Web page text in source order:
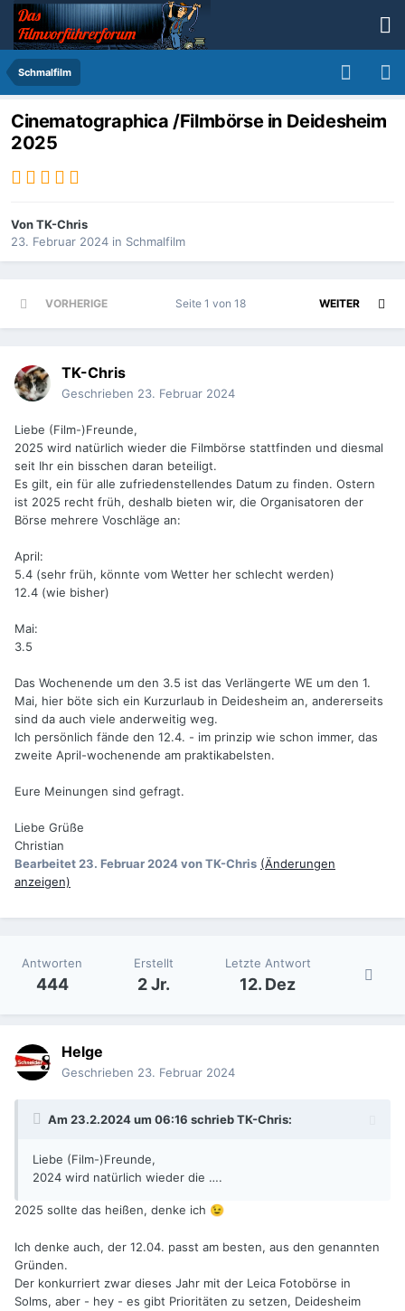
Schmalfilm
Cinematographica /Filmbörse in Deidesheim
2025
VonTK-Chris
23. Februar 2024 in Schmalfilm
VORHERIGE WEITER
Seite 1 von 18
TK-Chris
Geschrieben 23. Februar 2024
Liebe (Film-)Freunde,
2025 wird natürlich wieder die Filmbörse stattfinden und diesmal
seit Ihr ein bisschen daran beteiligt.
Es gilt, ein für alle zufriedenstellendes Datum zu finden. Ostern
ist 2025 recht früh, deshalb bieten wir, die Organisatoren der
Börse mehrere Voschläge an:
April:
5.4 (sehr früh, könnte vom Wetter her schlecht werden)
12.4 (wie bisher)
Mai:
3.5
Das Wochenende um den 3.5 ist das Verlängerte WE um den 1.
Mai, hier böte sich ein Kurzurlaub in Deidesheim an, andererseits
sind da auch viele anderweitig weg.
Ich persönlich fände den 12.4. - im prinzip wie schon immer, das
zweite April-wochenende am praktikabelsten.
Eure Meinungen sind gefragt.
Liebe Grüße
Christian
Bearbeitet23. Februar 2024von TK-Chris (Änderungen
anzeigen)
Antworten
444
Erstellt
2 Jr.
Letzte Antwort
12. Dez
Helge
Geschrieben 23. Februar 2024
Am 23.2.2024 um 06:16 schriebTK-Chris:
Liebe (Film-)Freunde,
2024 wird natürlich wieder die ….
2025 sollte das heißen, denke ich 😉
Ich denke auch, der 12.04. passt am besten, aus den genannten
Gründen.
Der konkurriert zwar dieses Jahr mit der Leica Fotobörse in
Solms, aber - hey - es gibt Prioritäten zu setzen, Deidesheim